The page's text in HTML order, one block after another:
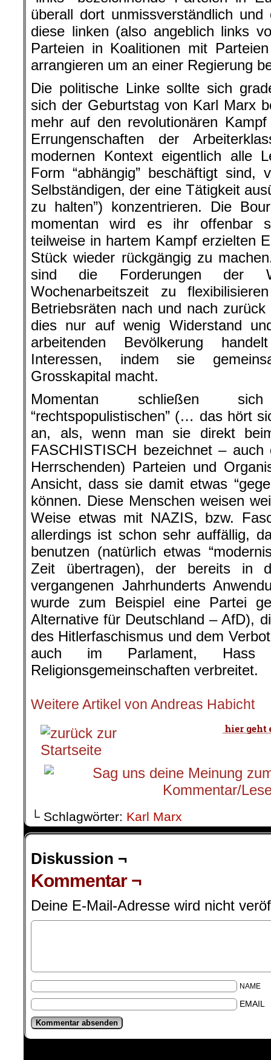
überall dort unmissverständlich
diese linken (also angeblich links
Parteien in Koalitionen mit
arrangieren um an einer Regierung
Die politische Linke sollte sich
sich der Geburtstag von Karl Marx
mehr auf den revolutionären
Errungenschaften der
modernen Kontext eigentlich alle
Form “abhängig” beschäftigt
Selbständigen, der eine Tätigkeit
zu halten”) konzentrieren. Die
momentan wird es ihr offenbar
teilweise in hartem Kampf erzielten
Stück wieder rückgängig zu
sind die Forderungen der
Wochenarbeitszeit zu
Betriebsräten nach und nach
dies nur auf wenig Widerstand
arbeitenden Bevölkerung
Interessen, indem sie
Grosskapital macht.
Momentan schließen
“rechtspopulistischen” (… das hört
an, als, wenn man sie direkt
FASCHISTISCH bezeichnet –
Herrschenden) Parteien und
Ansicht, dass sie damit etwas
können. Diese Menschen weisen
Weise etwas mit NAZIS, bzw.
allerdings ist schon sehr auffällig,
benutzen (natürlich etwas
Zeit übertragen), der bereits in
vergangenen Jahrhunderts
wurde zum Beispiel eine Partei
Alternative für Deutschland – AfD),
des Hitlerfaschismus und dem
auch im Parlament,
Religionsgemeinschaften verbreitet.
Weitere Artikel von Andreas Habicht
└ Schlagwörter: Karl Marx
Diskussion ¬
Kommentar ¬
Deine E-Mail-Adresse wird nicht
NAME
EMAIL